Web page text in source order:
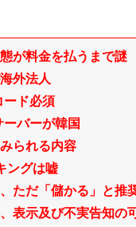
が料金を払うまで謎
外法人
ード必須
ーバーが韓国
られる内容
ングは嘘
ただ「儲かる」と推
表示及び不実告知の